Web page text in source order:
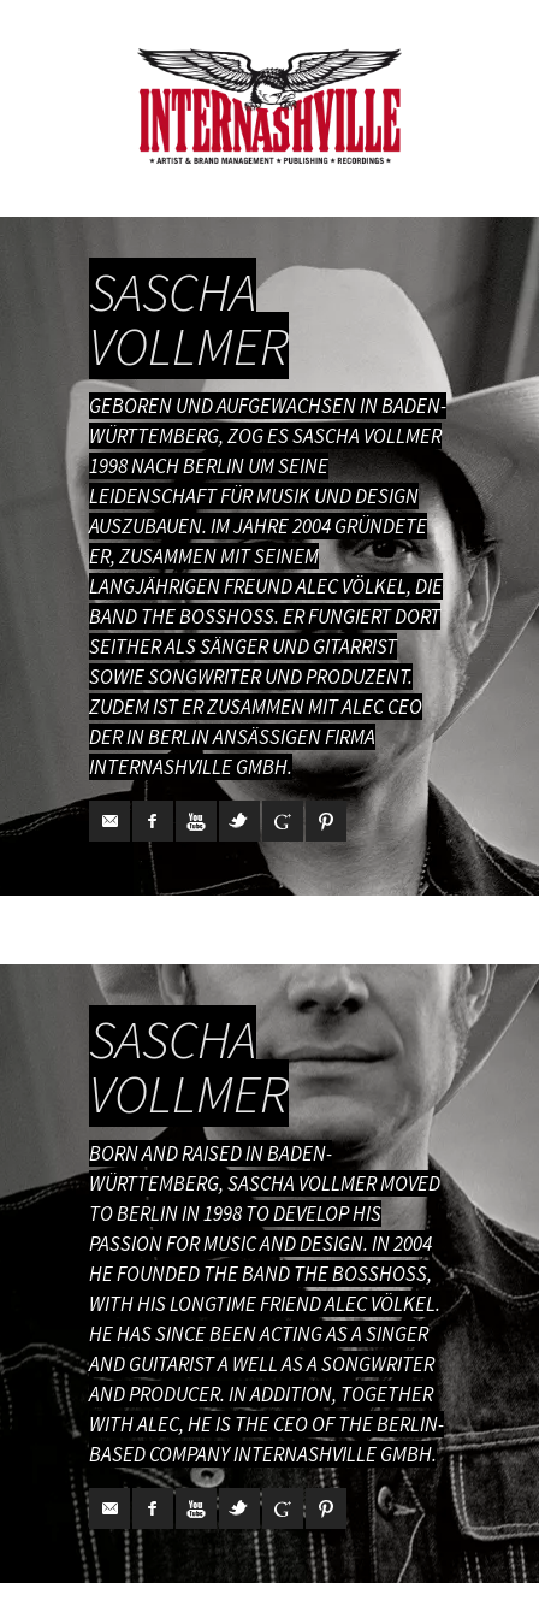
SASCHA
VOLLMER
GEBOREN UND AUFGEWACHSEN IN BADEN-
WÜRTTEMBERG, ZOG ES SASCHA VOLLMER
1998 NACH BERLIN UM SEINE
LEIDENSCHAFT FÜR MUSIK UND DESIGN
AUSZUBAUEN. IM JAHRE 2004 GRÜNDETE
ER, ZUSAMMEN MIT SEINEM
LANGJÄHRIGEN FREUND ALEC VÖLKEL, DIE
BAND THE BOSSHOSS. ER FUNGIERT DORT
SEITHER ALS SÄNGER UND GITARRIST
SOWIE SONGWRITER UND PRODUZENT.
ZUDEM IST ER ZUSAMMEN MIT ALEC CEO
DER IN BERLIN ANSÄSSIGEN FIRMA
INTERNASHVILLE GMBH.
SASCHA
VOLLMER
BORN AND RAISED IN BADEN-
WÜRTTEMBERG, SASCHA VOLLMER MOVED
TO BERLIN IN 1998 TO DEVELOP HIS
PASSION FOR MUSIC AND DESIGN. IN 2004
HE FOUNDED THE BAND THE BOSSHOSS,
WITH HIS LONGTIME FRIEND ALEC VÖLKEL.
HE HAS SINCE BEEN ACTING AS A SINGER
AND GUITARIST A WELL AS A SONGWRITER
AND PRODUCER. IN ADDITION, TOGETHER
WITH ALEC, HE IS THE CEO OF THE BERLIN-
BASED COMPANY INTERNASHVILLE GMBH.